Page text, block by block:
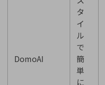
DomoAI
タ
イ
ル
で
簡
単
に